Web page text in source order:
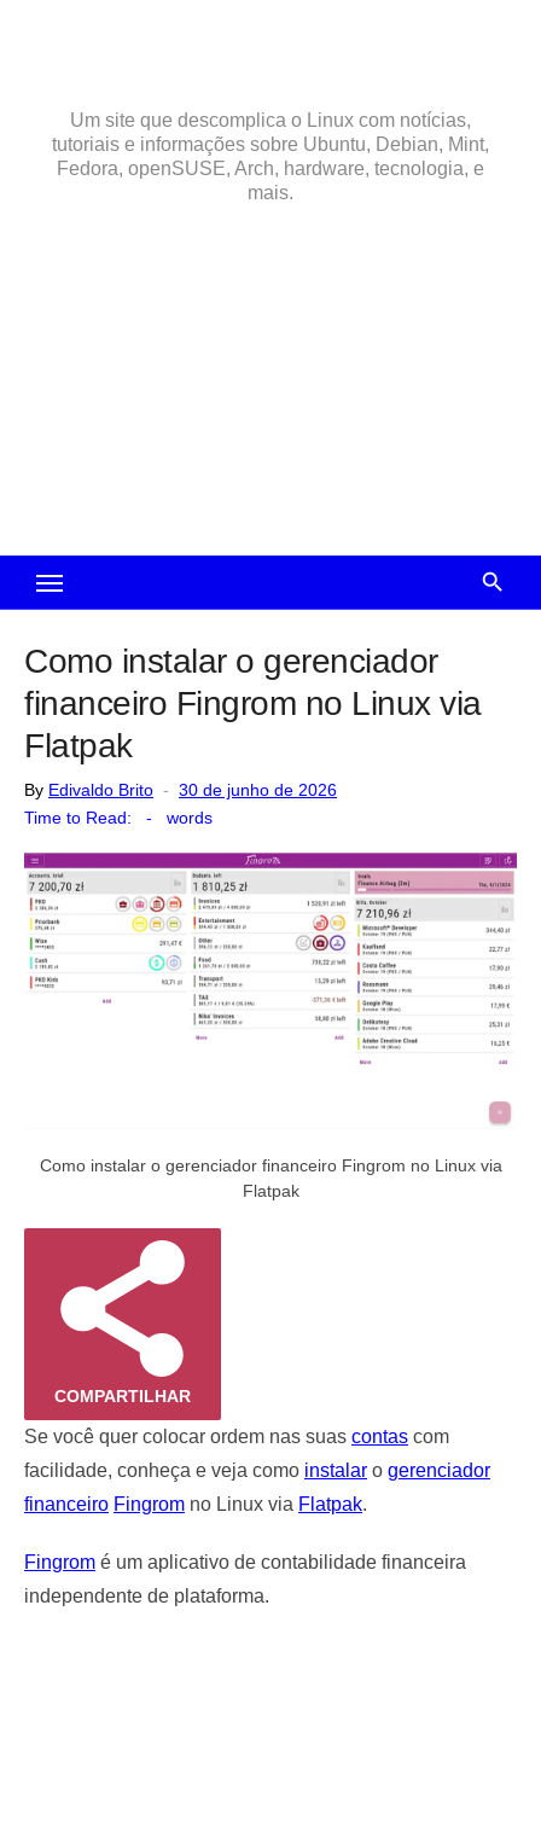
Um site que descomplica o Linux com notícias,
tutoriais e informações sobre Ubuntu, Debian, Mint,
Fedora, openSUSE, Arch, hardware, tecnologia, e
mais.
Como instalar o gerenciador
financeiro Fingrom no Linux via
Flatpak
By Edivaldo Brito
Posted
30 de junho de 2026
Time to Read:
- words
Como instalar o gerenciador financeiro Fingrom no Linux via
Flatpak
COMPARTILHAR
Se você quer colocar ordem nas suas contas com
facilidade, conheça e veja como instalar o gerenciador
financeiro Fingrom no Linux via Flatpak.
Fingrom é um aplicativo de contabilidade financeira
independente de plataforma.